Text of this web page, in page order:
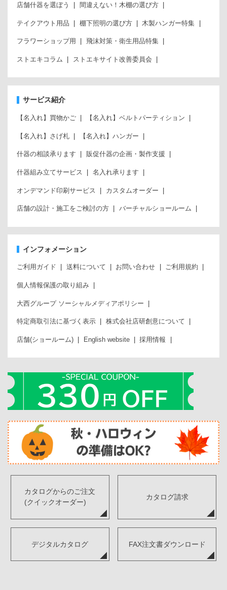
店舗什器を選ぼう 間違えない！木棚の選び方
テイクアウト用品 棚下照明の選び方 木製ハンガー特集
フラワーショップ用 飛沫対策・衛生用品特集
ストエキコラム ストエキサイト改善委員会
サービス紹介
【名入れ】買物かご 【名入れ】ベルトパーティション
【名入れ】さげ札 【名入れ】ハンガー
什器の相談承ります 販促什器の企画・製作支援
什器組み立てサービス 名入れ承ります
オンデマンド印刷サービス カスタムオーダー
店舗の設計・施工をご検討の方 バーチャルショールーム
インフォメーション
ご利用ガイド 送料について お問い合わせ ご利用規約
個人情報保護の取り組み
大西グループ ソーシャルメディアポリシー
特定商取引法に基づく表示 株式会社店研創意について
店舗(ショールーム) English website 採用情報
カタログからのご注文
(クイックオーダー)
カタログ請求
デジタルカタログ FAX注文書ダウンロード